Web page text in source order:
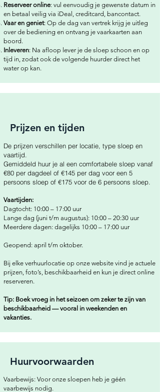
Reserveer online: vul eenvoudig je gewenste datum in
en betaal veilig via iDeal, creditcard, bancontact.
Vaar en geniet: Op de dag van vertrek krijg je uitleg
over de bediening en ontvang je vaarkaarten aan
boord.
Inleveren: Na afloop lever je de sloep schoon en op
tijd in, zodat ook de volgende huurder direct het
water op kan.
Prijzen en tijden
De prijzen verschillen per locatie, type sloep en
vaartijd.
Gemiddeld huur je al een comfortabele sloep vanaf
€80 per dagdeel of €145 per dag voor een 5
persoons sloep of €175 voor de 6 persoons sloep.
Vaartijden:
Dagtocht: 10:00 – 17:00 uur
Lange dag (juni t/m augustus): 10:00 – 20:30 uur
Meerdere dagen: dagelijks 10:00 – 17:00 uur
Geopend: april t/m oktober.
Bij elke verhuurlocatie op onze website vind je actuele
prijzen, foto’s, beschikbaarheid en kun je direct online
reserveren.
Tip: Boek vroeg in het seizoen om zeker te zijn van
beschikbaarheid — vooral in weekenden en
vakanties.
Huurvoorwaarden
Vaarbewijs: Voor onze sloepen heb je géén
vaarbewijs nodig.